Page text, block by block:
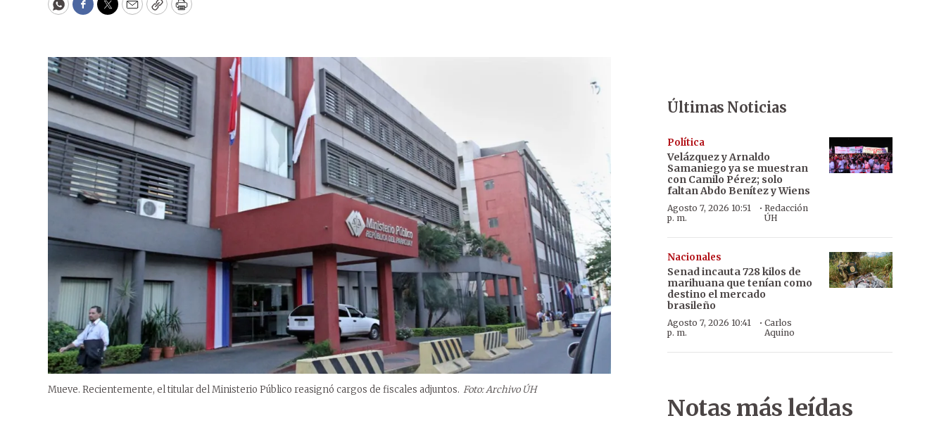
WhatsApp
Facebook
Twitter
EmailCopyPrint
Mueve. Recientemente, el titular del Ministerio Público reasignó cargos de fiscales adjuntos. Foto: Archivo ÚH
Últimas Noticias
Política
Velázquez y Arnaldo
Samaniego ya se muestran
con Camilo Pérez; solo
faltan Abdo Benítez y Wiens
Agosto 7, 2026 10:51
p. m.
·Redacción
ÚH
Nacionales
Senad incauta 728 kilos de
marihuana que tenían como
destino el mercado
brasileño
Agosto 7, 2026 10:41
p. m.
· Carlos
Aquino
Notas más leídas